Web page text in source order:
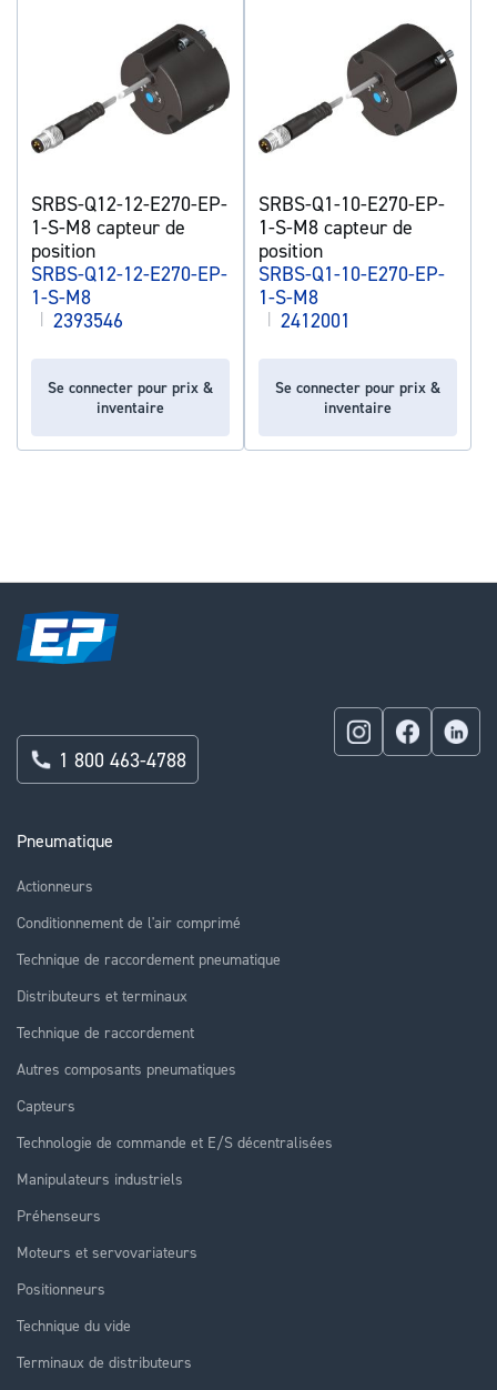
SRBS-Q12-12-E270-EP-
1-S-M8 capteur de
position
SRBS-Q12-12-E270-EP-
1-S-M8
| 2393546
Se connecter pour prix &
inventaire
SRBS-Q1-10-E270-EP-
1-S-M8 capteur de
position
SRBS-Q1-10-E270-EP-
1-S-M8
| 2412001
Se connecter pour prix &
inventaire
Pneumatique
Actionneurs
Conditionnement de l'air comprimé
Technique de raccordement pneumatique
Distributeurs et terminaux
Technique de raccordement
Autres composants pneumatiques
Capteurs
Technologie de commande et E/S décentralisées
Manipulateurs industriels
Préhenseurs
Moteurs et servovariateurs
Positionneurs
Technique du vide
Terminaux de distributeurs
1 800 463-4788